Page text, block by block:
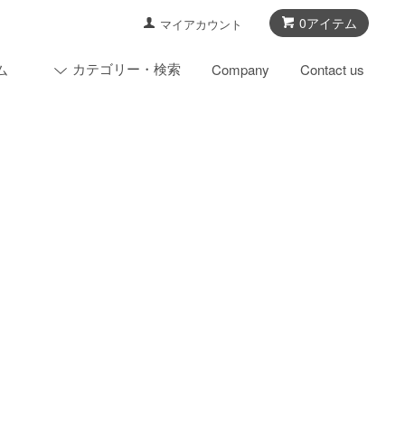
0アイテム
マイアカウント
カテゴリー・検索 Company Contact us